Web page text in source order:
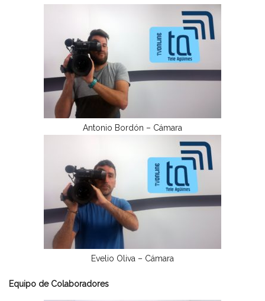
Antonio Bordón – Cámara
Evelio Oliva – Cámara
Equipo de Colaboradores